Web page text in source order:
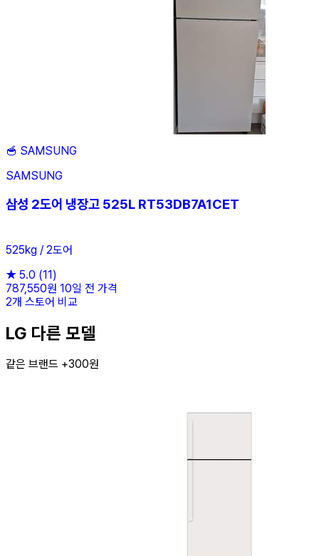
🥣 SAMSUNG
SAMSUNG
삼성 2도어 냉장고 525L RT53DB7A1CET
525kg / 2도어
★ 5.0 (11)
787,550원 10일 전 가격
2개 스토어 비교
LG 다른 모델
같은 브랜드 +300원